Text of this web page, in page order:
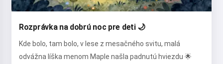
Rozprávka na dobrú noc pre deti 🌙
Kde bolo, tam bolo, v lese z mesačného svitu, malá
odvážna líška menom Maple našla padnutú hviezdu 🌟